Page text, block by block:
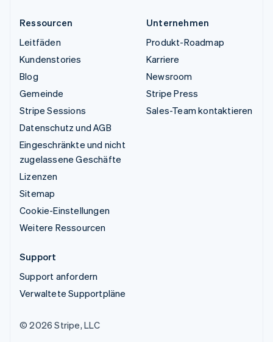
Ressourcen
Leitfäden
Kundenstories
Blog
Gemeinde
Stripe Sessions
Datenschutz und AGB
Eingeschränkte und nicht
zugelassene Geschäfte
Lizenzen
Sitemap
Cookie-Einstellungen
Weitere Ressourcen
Unternehmen
Produkt-Roadmap
Karriere
Newsroom
Stripe Press
Sales-Team kontaktieren
Support
Support anfordern
Verwaltete Supportpläne
© 2026 Stripe, LLC